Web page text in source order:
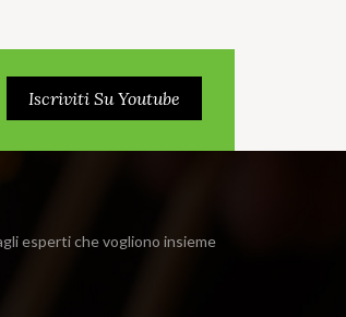
Iscriviti Su Youtube
esperti che vogliono insieme